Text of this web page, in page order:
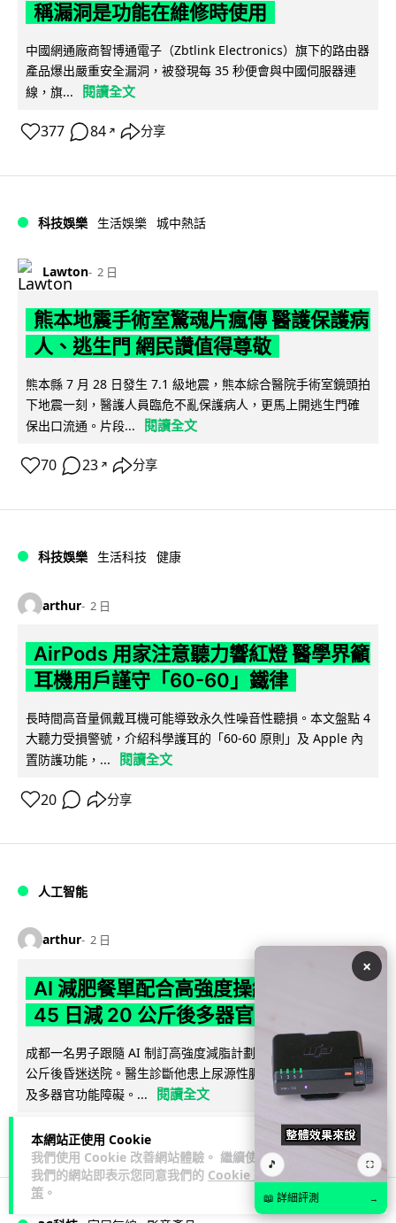
本網站正使用 Cookie
我們使用 Cookie 改善網站體驗。 繼續使用
我們的網站即表示您同意我們的 Cookie 政
策 。
稱漏洞是功能在維修時使用
中國網通廠商智博通電子（Zbtlink Electronics）旗下的路由器
產品爆出嚴重安全漏洞，被發現每 35 秒便會與中國伺服器連
線，旗...
閱讀全文
377 84 ↗ 分享
科技娛樂 生活娛樂 城中熱話
Lawton 2 日
熊本地震手術室驚魂片瘋傳 醫護保護病
人、逃生門 網民讚值得尊敬
熊本縣 7 月 28 日發生 7.1 級地震，熊本綜合醫院手術室鏡頭拍
下地震一刻，醫護人員臨危不亂保護病人，更馬上開逃生門確
保出口流通。片段...
閱讀全文
70 23 ↗ 分享
科技娛樂 生活科技 健康
arthur 2 日
AirPods 用家注意聽力響紅燈 醫學界籲
耳機用戶謹守「60-60」鐵律
長時間高音量佩戴耳機可能導致永久性噪音性聽損。本文盤點 4
大聽力受損警號，介紹科學護耳的「60-60 原則」及 Apple 內
置防護功能，...
閱讀全文
20 分享
人工智能
arthur 2 日
AI 減肥餐單配合高強度操練 成都男
45 日減 20 公斤後多器官衰竭
成都一名男子跟隨 AI 制訂高強度減脂計劃，45 日內減去約 20
公斤後昏迷送院。醫生診斷他患上尿源性膿毒症、膿毒性休克
及多器官功能障礙。...
閱讀全文
23 4↗ 分享
×
🎵 ⛶
📖 詳細評測 →